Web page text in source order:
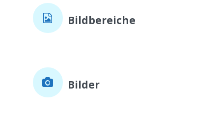
Bildbereiche
Bilder